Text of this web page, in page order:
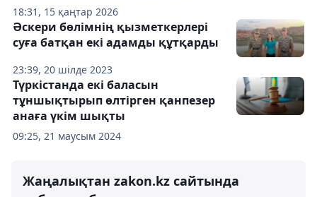
18:31, 15 қаңтар 2026
23:39, 20 шілде 2023
Әскери бөлімнің қызметкерлері
суға батқан екі адамды құтқарды
09:25, 21 маусым 2024
Түркістанда екі баласын
тұншықтырып өлтірген қанпезер
анаға үкім шықты
Жаңалықтан zakon.kz сайтында